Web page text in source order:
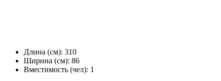
Длина (см): 310
Ширина (см): 86
Вместимость (чел): 1